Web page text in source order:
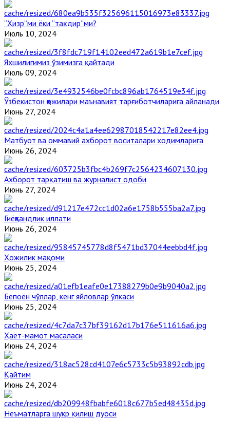
“Ҳизр”ми ёки “тақдир”ми?
Июль 10, 2024
Яхшилигимиз ўзимизга қайтади
Июль 09, 2024
Ўзбекистон ҳожилари маънавият тарғиботчиларига айланади
Июнь 27, 2024
Матбуот ва оммавий ахборот воситалари ходимларига
Июнь 26, 2024
Ахборот тарқатиш ва журналист одоби
Июнь 27, 2024
Гиёҳвандлик иллати
Июнь 26, 2024
Ҳожилик мақоми
Июнь 25, 2024
Бепоён чўллар, кенг яйловлар ўлкаси
Июнь 25, 2024
Ҳаёт-мамот масаласи
Июнь 24, 2024
Қайтим
Июнь 24, 2024
Неъматларга шукр қилиш дуоси